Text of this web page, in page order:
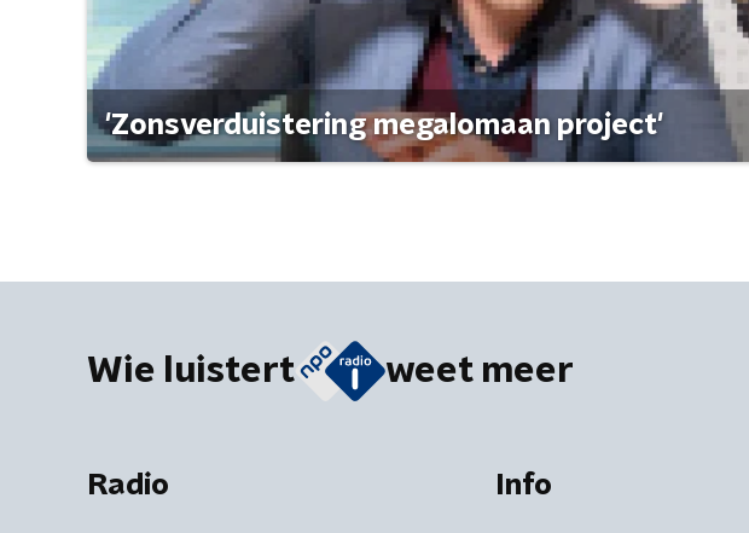
'Zonsverduistering megalomaan project'
Wie luistert weet meer
Radio Info